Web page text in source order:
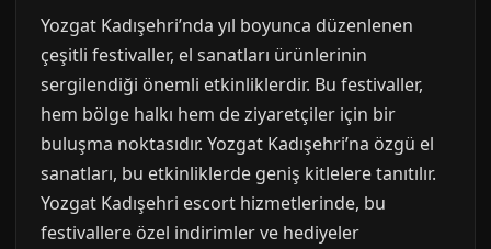
Yozgat Kadışehri’nda yıl boyunca düzenlenen
çeşitli festivaller, el sanatları ürünlerinin
sergilendiği önemli etkinliklerdir. Bu festivaller,
hem bölge halkı hem de ziyaretçiler için bir
buluşma noktasıdır. Yozgat Kadışehri’na özgü el
sanatları, bu etkinliklerde geniş kitlelere tanıtılır.
Yozgat Kadışehri escort hizmetlerinde, bu
festivallere özel indirimler ve hediyeler